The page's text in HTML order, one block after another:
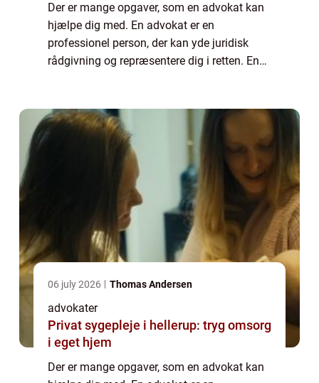
Der er mange opgaver, som en advokat kan
hjælpe dig med. En advokat er en
professionel person, der kan yde juridisk
rådgivning og repræsentere dig i retten. En
dokum...
06 july 2026 Thomas Andersen
advokater
Privat sygepleje i hellerup: tryg omsorg
i eget hjem
Der er mange opgaver, som en advokat kan